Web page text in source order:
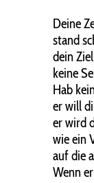
Deine
stand
dein
keine
Hab
er will
er wird
wie ein
auf die
Wenn